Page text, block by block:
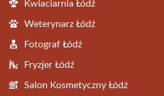
Kwiaciarnia Łódź
Weterynarz Łódź
Fotograf Łódź
Fryzjer Łódź
Salon Kosmetyczny Łódź